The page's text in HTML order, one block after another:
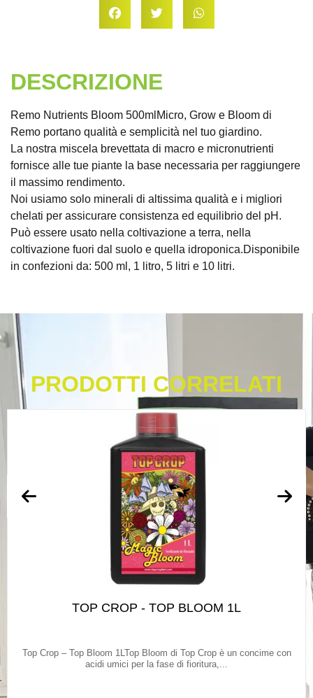
DESCRIZIONE
Remo Nutrients Bloom 500mlMicro, Grow e Bloom di
Remo portano qualità e semplicità nel tuo giardino.
La nostra miscela brevettata di macro e micronutrienti
fornisce alle tue piante la base necessaria per raggiungere
il massimo rendimento.
Noi usiamo solo minerali di altissima qualità e i migliori
chelati per assicurare consistenza ed equilibrio del pH.
Può essere usato nella coltivazione a terra, nella
coltivazione fuori dal suolo e quella idroponica.Disponibile
in confezioni da: 500 ml, 1 litro, 5 litri e 10 litri.
PRODOTTI CORRELATI
TOP CROP - TOP BLOOM 1L
Top Crop – Top Bloom 1LTop Bloom di Top Crop è un concime con
acidi umici per la fase di fioritura,...